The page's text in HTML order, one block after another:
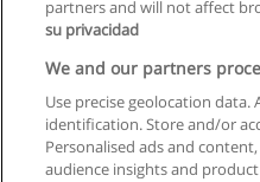
partners and will not affect
su privacidad
We and our partners
Use precise geolocation data.
identification. Store and/or
Personalised ads and
audience insights and